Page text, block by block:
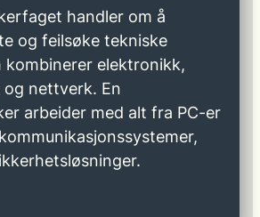
handler om å
og feilsøke tekniske
kombinerer elektronikk,
nettverk. En
arbeider med alt fra PC-er